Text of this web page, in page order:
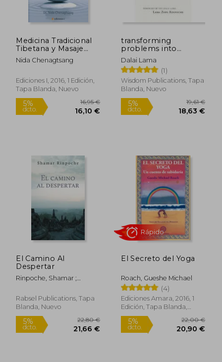
15,20 €
Medicina Tradicional
Tibetana y Masaje
Curativo ku nye
Nida Chenagtsang
Ediciones I, 2016, 1 Edición,
Tapa Blanda, Nuevo
transforming
problems into
happiness (en Inglés)
Dalai Lama
(1)
Wisdom Publications, Tapa
Blanda, Nuevo
El Camino Al
Despertar
Rinpoche, Shamar ;
Rabsel Publications, Tapa
Blanda, Nuevo
El Secreto del Yoga
Roach, Gueshe Michael
(4)
Ediciones Amara, 2016, 1
Edición, Tapa Blanda,
Nuevo